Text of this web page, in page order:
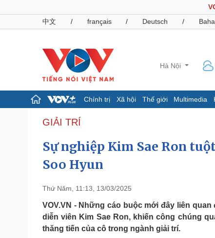
中文
/ français / Deutsch /
Hà Nội
Chính trị Xã hội Thế giới Multimedia
Chính trị
Tổ chức nhân sự
Quốc hội
Nhận diện sự thật
Dự báo thời tiết
Giáo dục
Pháp luật
Vụ án
Tin nóng
Tư vấn luật
Quân sự - Quốc phòng
Vũ khí
Việt Nam
Phân tích
GIẢI TRÍ
Sự nghiệp Kim Sae Ron
Soo Hyun
Thứ Năm, 11:13, 13/03/2025
VOV.VN - Những cáo buộc mới đây liên
diễn viên Kim Sae Ron, khiến công chúng
thăng tiến của cô trong ngành giải trí.